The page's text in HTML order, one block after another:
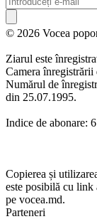
© 2026 Vocea
Ziarul este
Camera înregistrării
Numărul de
din 25.07.1995.
Indice de abonare:
Copierea și
este posibilă cu
pe vocea.md.
Parteneri